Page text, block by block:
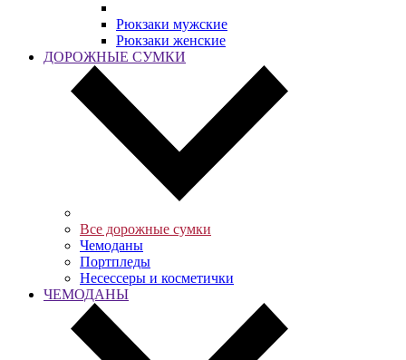
Рюкзаки мужские
Рюкзаки женские
ДОРОЖНЫЕ СУМКИ
Все дорожные сумки
Чемоданы
Портпледы
Несессеры и косметички
ЧЕМОДАНЫ